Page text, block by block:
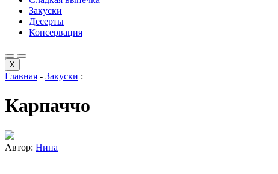
Закуски
Десерты
Консервация
X
Главная - Закуски :
Карпаччо
Автор: Нина